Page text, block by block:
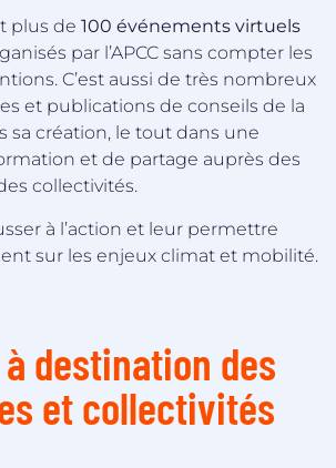
plus de 100 événements virtuels
par l’APCC sans compter les
C’est aussi de très nombreux
et publications de conseils de la
sa création, le tout dans une
et de partage auprès des
collectivités.
à l’action et leur permettre
sur les enjeux climat et mobilité.
destination des
et collectivités